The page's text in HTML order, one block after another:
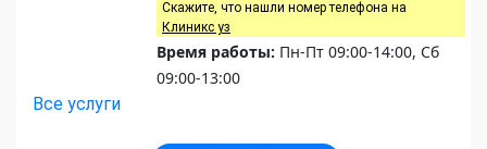
Скажите, что нашли номер телефона на
Клиникс уз
Время работы: Пн-Пт 09:00-14:00, Сб
09:00-13:00
Все услуги